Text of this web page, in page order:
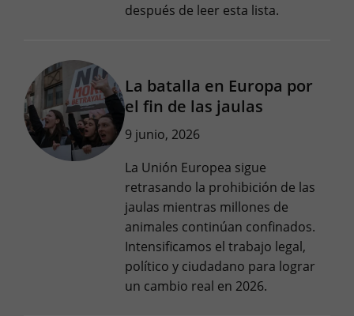
después de leer esta lista.
La batalla en Europa por
el fin de las jaulas
9 junio, 2026
La Unión Europea sigue
retrasando la prohibición de las
jaulas mientras millones de
animales continúan confinados.
Intensificamos el trabajo legal,
político y ciudadano para lograr
un cambio real en 2026.